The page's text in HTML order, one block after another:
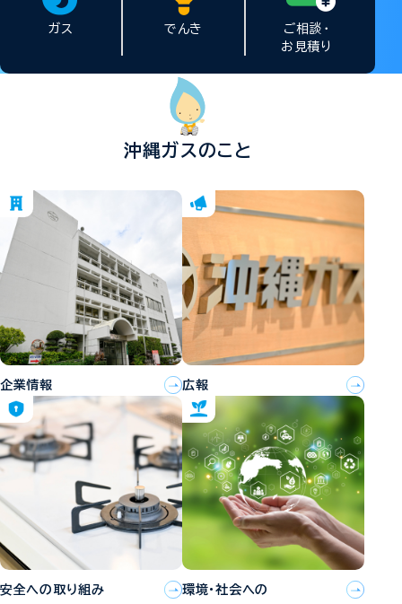
ガス でんき
ご相談・
お見積り
沖縄ガスのこと
企業情報 広報
安全への取り組み 環境・社会への